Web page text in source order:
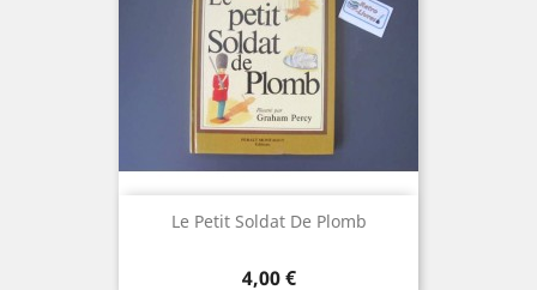
Le Petit Soldat De Plomb
Prix
4,00 €